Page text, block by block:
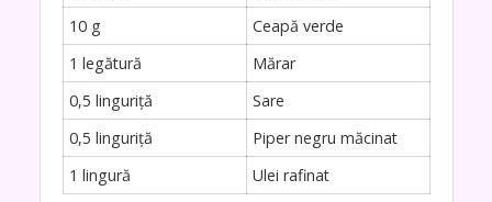
10 g
Ceapă verde
1 legătură
Mărar
0,5 linguriță
Sare
0,5 linguriță
Piper negru măcinat
1 lingură
Ulei rafinat